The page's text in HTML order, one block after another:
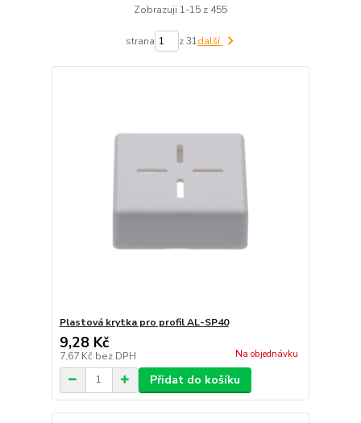
Zobrazuji 1-15 z 455
strana z 31další
Plastová krytka pro profil AL-SP40
9,28 Kč
7,67 Kč bez DPH Na objednávku
Přidat do košíku